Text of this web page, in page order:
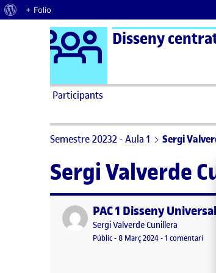
Quant al WordPress
+ Folio
Saltar al contingut Logo Ágora
Disseny
Participants
Semestre 20232 - Aula 1 Sergi
Sergi Valverde
Publicat perPAC 1 Disseny Universal
Publicat per
Sergi Valverde Cunillera
Visibilitat:
Públic-Data de publicació
8 Març 20248 març, 2024
-1 comentaria